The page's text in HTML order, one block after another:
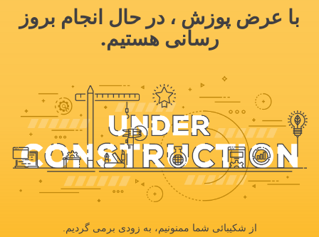
با عرض پوزش ، در حال انجام بروز
رسانی هستیم.
از شکیبائی شما ممنونیم، به زودی برمی گردیم.